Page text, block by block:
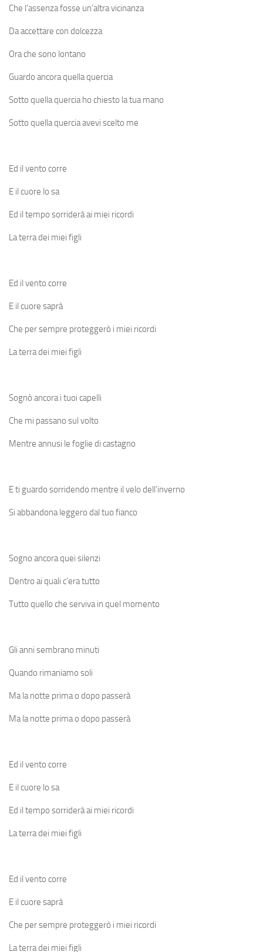
Che l’assenza fosse un’altra vicinanza
Da accettare con dolcezza
Ora che sono lontano
Guardo ancora quella quercia
Sotto quella quercia ho chiesto la tua mano
Sotto quella quercia avevi scelto me
Ed il vento corre
E il cuore lo sa
Ed il tempo sorriderà ai miei ricordi
La terra dei miei figli
Ed il vento corre
E il cuore saprà
Che per sempre proteggerò i miei ricordi
La terra dei miei figli
Sognò ancora i tuoi capelli
Che mi passano sul volto
Mentre annusi le foglie di castagno
E ti guardo sorridendo mentre il velo dell’inverno
Si abbandona leggero dal tuo fianco
Sogno ancora quei silenzi
Dentro ai quali c’era tutto
Tutto quello che serviva in quel momento
Gli anni sembrano minuti
Quando rimaniamo soli
Ma la notte prima o dopo passerà
Ma la notte prima o dopo passerà
Ed il vento corre
E il cuore lo sa
Ed il tempo sorriderà ai miei ricordi
La terra dei miei figli
Ed il vento corre
E il cuore saprà
Che per sempre proteggerò i miei ricordi
La terra dei miei figli